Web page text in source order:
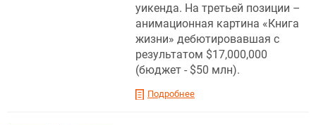
уикенда. На третьей позиции –
анимационная картина «Книга
жизни» дебютировавшая с
результатом $17,000,000
(бюджет - $50 млн).
Подробнее